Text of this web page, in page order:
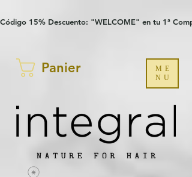
Código 15% Descuento: "WELCOME" en tu 1ª
Panier
ME
NU